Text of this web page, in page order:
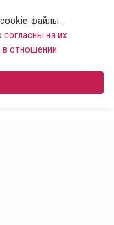
файлы .
согласны на их
в отношении